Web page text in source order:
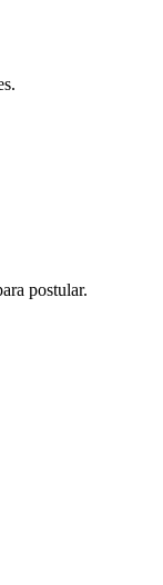
postular.